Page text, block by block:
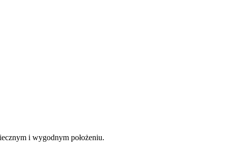
i wygodnym położeniu.